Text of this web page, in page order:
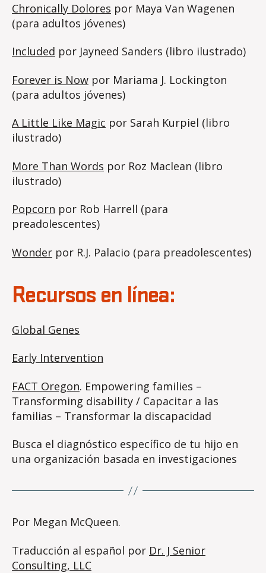
Chronically Dolores por Maya Van Wagenen
(para adultos jóvenes)
Included por Jayneed Sanders (libro ilustrado)
Forever is Now por Mariama J. Lockington
(para adultos jóvenes)
A Little Like Magic por Sarah Kurpiel (libro
ilustrado)
More Than Words por Roz Maclean (libro
ilustrado)
Popcorn por Rob Harrell (para
preadolescentes)
Wonder por R.J. Palacio (para preadolescentes)
Recursos en línea:
Global Genes
Early Intervention
FACT Oregon. Empowering families –
Transforming disability / Capacitar a las
familias – Transformar la discapacidad
Busca el diagnóstico específico de tu hijo en
una organización basada en investigaciones
Por Megan McQueen.
Traducción al español por Dr. J Senior
Consulting, LLC